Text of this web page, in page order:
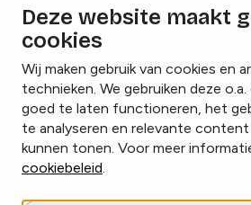
Deze website maakt
cookies
Wij maken gebruik van cookies en
technieken. We gebruiken deze
goed te laten functioneren, het
te analyseren en relevante
kunnen tonen. Voor meer
cookiebeleid.
Lees onze Festival
InstagramFacebookLinkedIn
Cookies beheren